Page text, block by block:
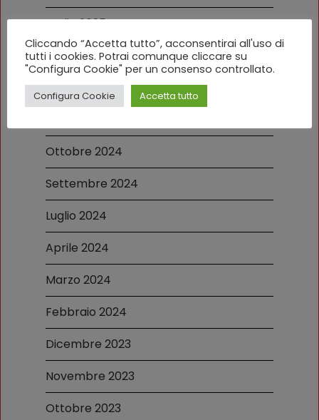
Luglio 2025
Aprile 2025
Dicembre 2024
Ottobre 2024
Settembre 2024
Luglio 2024
Aprile 2024
Marzo 2024
Febbraio 2024
Dicembre 2023
Novembre 2023
Ottobre 2023
Cliccando “Accetta tutto”, acconsentirai all'uso di
tutti i cookies. Potrai comunque cliccare su
"Configura Cookie" per un consenso controllato.
Configura Cookie Accetta tutto